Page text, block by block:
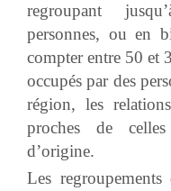
regroupant
personnes, ou en
compter entre 50 et
occupés par des
région, les
proches de
d’origine.
Les